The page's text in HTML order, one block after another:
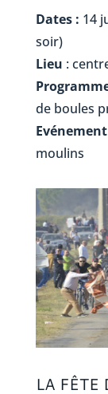
Dates : 14
soir)
Lieu :
de boules
moulins
LA FÊTE